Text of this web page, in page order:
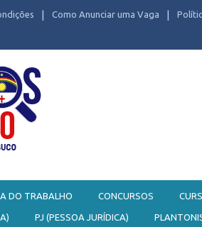
Como Anunciar uma Vaga
DO TRABALHO CONCURSOS
PJ (PESSOA JURÍDICA)